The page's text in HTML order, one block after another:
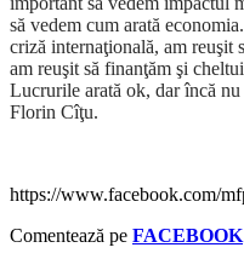
să vedem cum arată
criză internaţională, am reuşit
am reuşit să finanţăm şi
Lucrurile arată ok, dar încă
Florin Cîţu.
https://www.facebook.com/
Comentează pe FACEBOOK